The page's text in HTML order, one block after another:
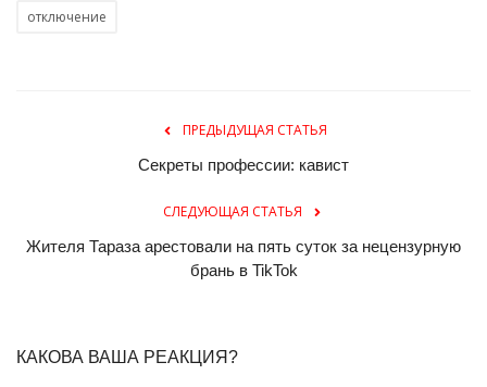
отключение
ПРЕДЫДУЩАЯ СТАТЬЯ
Секреты профессии: кавист
СЛЕДУЮЩАЯ СТАТЬЯ
Жителя Тараза арестовали на пять суток за нецензурную
брань в TikTok
КАКОВА ВАША РЕАКЦИЯ?